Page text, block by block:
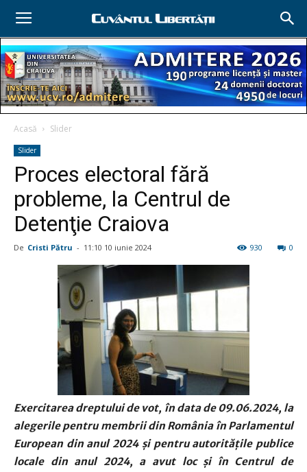
Acasă Slider
Slider
Proces electoral fără
probleme, la Centrul de
Detenţie Craiova
De Cristi Pătru - 11:10 10 iunie 2024 0
930
Exercitarea dreptului de vot, în data de 09.06.2024, la
alegerile pentru membrii din România în Parlamentul
European din anul 2024 și pentru autorităţile publice
locale din anul 2024, a avut loc şi în Centrul de